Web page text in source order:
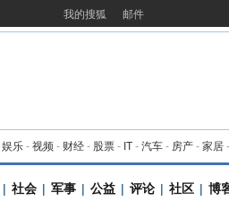
我的搜狐 邮件
娱乐 - 视频 - 财经 - 股票 - IT - 汽车 - 房产 - 家居
| 社会 | 军事 | 公益 | 评论 | 社区 | 博